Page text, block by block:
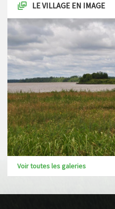
LE VILLAGE EN IMAGE
Voir toutes les galeries